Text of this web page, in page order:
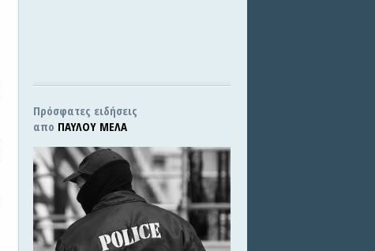
Πρόσφατες ειδήσεις
απο ΠΑΥΛΟΥ ΜΕΛΑ